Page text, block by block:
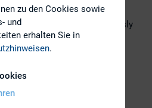
increasingly seriously
is not the only governance
restless
are not enough
zu den Cookies sowie
und
erhalten Sie in
.